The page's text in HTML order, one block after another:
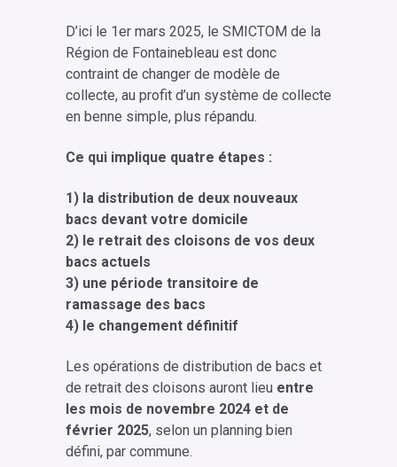
D’ici le 1er mars 2025, le SMICTOM de la
Région de Fontainebleau est donc
contraint de changer de modèle de
collecte, au profit d’un système de collecte
en benne simple, plus répandu.
Ce qui implique quatre étapes :
1) la distribution de deux nouveaux
bacs devant votre domicile
2) le retrait des cloisons de vos deux
bacs actuels
3) une période transitoire de
ramassage des bacs
4) le changement définitif
Les opérations de distribution de bacs et
de retrait des cloisons auront lieu entre
les mois de novembre 2024 et de
février 2025, selon un planning bien
défini, par commune.